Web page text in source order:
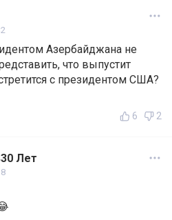
Азербайджана не
что выпустит
с президентом США?
6 2
Лет